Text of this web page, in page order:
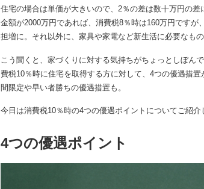
住宅の場合は単価が大きいので、2％の差は数十万円の
金額が2000万円であれば、消費税8％時は160万円ですが
担増に。それ以外に、家具や家電など新生活に必要なも
こう聞くと、家づくりに対する気持ちがちょっとしぼん
費税10％時に住宅を取得する方に対して、4つの優遇措
間限定や早い者勝ちの優遇措置も。
今日は消費税10％時の4つの優遇ポイントについてご紹介
4つの優遇ポイント